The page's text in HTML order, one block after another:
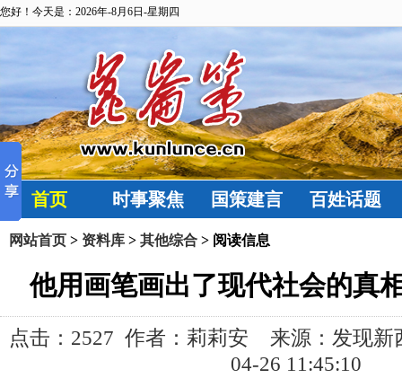
您好！今天是：2026年-8月6日-星期四
首页 时事聚焦 国策建言 百姓话题
网站首页 > 资料库 > 其他综合 > 阅读信息
他用画笔画出了现代社会的真
点击： 2527 作者：莉莉安 来源：发现新
04-26 11:45:10